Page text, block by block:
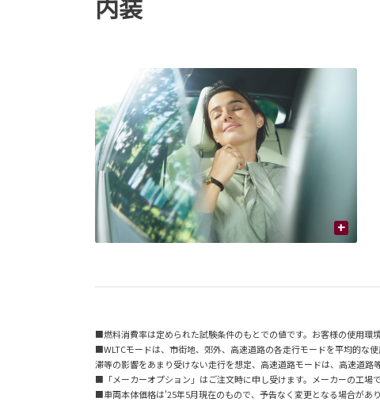
内装
+
■燃料消費率は定められた試験条件のもとでの値です。お客様の使用環
■WLTCモードは、市街地、郊外、高速道路の各走行モードを平均的な
滞等の影響をあまり受けない走行を想定、高速道路モードは、高速道路
■「メーカーオプション」はご注文時に申し受けます。メーカーの工場
■車両本体価格は'25年5月現在のもので、予告なく変更となる場合があり